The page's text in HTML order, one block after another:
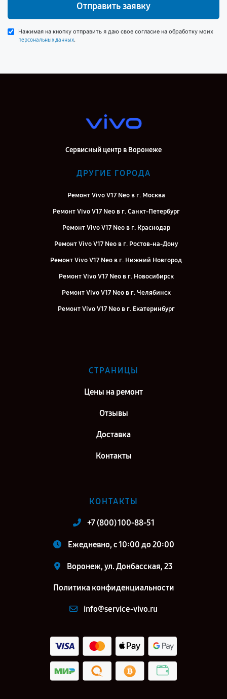
Отправить заявку
Нажимая на кнопку отправить я даю свое согласие на обработку моих
персональных данных.
Сервисный центр в Воронеже
ДРУГИЕ ГОРОДА
Ремонт Vivo V17 Neo в г. Москва
Ремонт Vivo V17 Neo в г. Санкт-Петербург
Ремонт Vivo V17 Neo в г. Краснодар
Ремонт Vivo V17 Neo в г. Ростов-на-Дону
Ремонт Vivo V17 Neo в г. Нижний Новгород
Ремонт Vivo V17 Neo в г. Новосибирск
Ремонт Vivo V17 Neo в г. Челябинск
Ремонт Vivo V17 Neo в г. Екатеринбург
Ремонт Vivo V17 Neo в г. Киров
СТРАНИЦЫ
Цены на ремонт
Отзывы
Доставка
Контакты
КОНТАКТЫ
+7 (800) 100-88-51
Ежедневно, с 10:00 до 20:00
Воронеж, ул. Донбасская, 23
Политика конфиденциальности
info@service-vivo.ru